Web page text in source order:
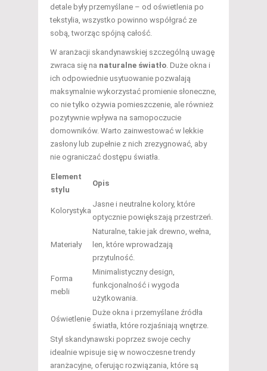
detale były przemyślane – od oświetlenia po
tekstylia, wszystko powinno współgrać ze
sobą, tworząc spójną całość.
W aranżacji skandynawskiej szczególną uwagę
zwraca się na naturalne światło. Duże okna i
ich odpowiednie usytuowanie pozwalają
maksymalnie wykorzystać promienie słoneczne,
co nie tylko ożywia pomieszczenie, ale również
pozytywnie wpływa na samopoczucie
domowników. Warto zainwestować w lekkie
zasłony lub zupełnie z nich zrezygnować, aby
nie ograniczać dostępu światła.
Element
stylu
Opis
Kolorystyka
Jasne i neutralne kolory, które
optycznie powiększają przestrzeń.
Materiały
Naturalne, takie jak drewno, wełna,
len, które wprowadzają
przytulność.
Forma
mebli
Minimalistyczny design,
funkcjonalność i wygoda
użytkowania.
Oświetlenie
Duże okna i przemyślane źródła
światła, które rozjaśniają wnętrze.
Styl skandynawski poprzez swoje cechy
idealnie wpisuje się w nowoczesne trendy
aranżacyjne, oferując rozwiązania, które są